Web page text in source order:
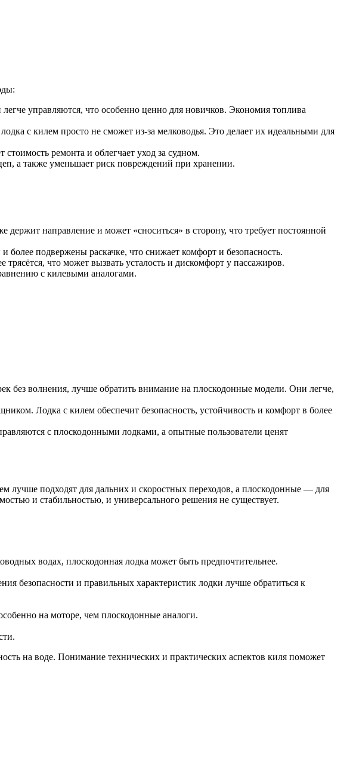
управляются, что особенно ценно для новичков. Экономия топлива
с килем просто не сможет из-за мелководья. Это делает их идеальными для
ремонта и облегчает уход за судном.
а также уменьшает риск повреждений при хранении.
направление и может «сноситься» в сторону, что требует постоянной
подвержены раскачке, что снижает комфорт и безопасность.
что может вызвать усталость и дискомфорт у пассажиров.
с килевыми аналогами.
без волнения, лучше обратить внимание на плоскодонные модели. Они легче,
Лодка с килем обеспечит безопасность, устойчивость и комфорт в более
с плоскодонными лодками, а опытные пользователи ценят
лучше подходят для дальних и скоростных переходов, а плоскодонные — для
и стабильностью, и универсального решения не существует.
водах, плоскодонная лодка может быть предпочтительнее.
безопасности и правильных характеристик лодки лучше обратиться к
на моторе, чем плоскодонные аналоги.
на воде. Понимание технических и практических аспектов киля поможет